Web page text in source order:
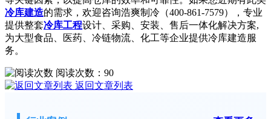
冷库建造的需求，欢迎咨询浩爽制冷（400-861-7579），专业
提供整套冷库工程设计、采购、安装、售后一体化解决方案,
为大型食品、医药、冷链物流、化工等企业提供冷库建造服
务。
阅读次数： 90
返回文章列表